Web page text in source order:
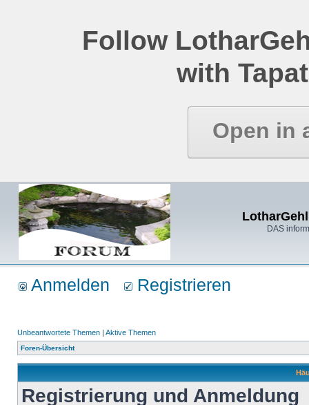
Follow
with
Open in
DAS
Anmelden Registrieren
Unbeantwortete Themen | Aktive Themen
Foren-Übersicht
Registrierung und Anmeldung